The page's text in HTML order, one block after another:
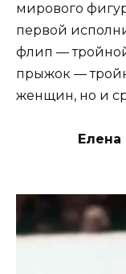
мирового
первой
флип —
прыжок —
женщин, но и